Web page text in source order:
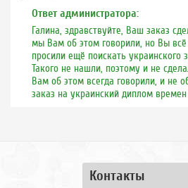
Ответ администратора:
Галина, здравствуйте, Ваш заказ
мы Вам об этом говорили, но Вы
просили ещё поискать украинского
Такого не нашли, поэтому и не
Вам об этом всегда говорили, и не
заказ на украинский диплом
Контакты